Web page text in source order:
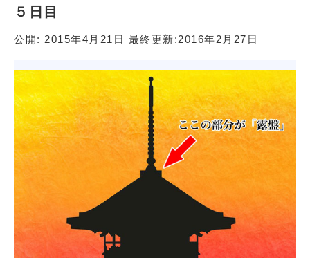
５日目
公開: 2015年4月21日 最終更新:2016年2月27日